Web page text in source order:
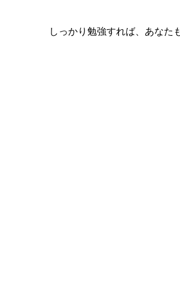
しっかり勉強すれば、あなた